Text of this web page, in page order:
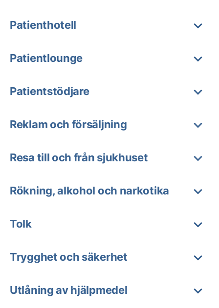
Patienthotell
Patientlounge
Patientstödjare
Reklam och försäljning
Resa till och från sjukhuset
Rökning, alkohol och narkotika
Tolk
Trygghet och säkerhet
Utlåning av hjälpmedel